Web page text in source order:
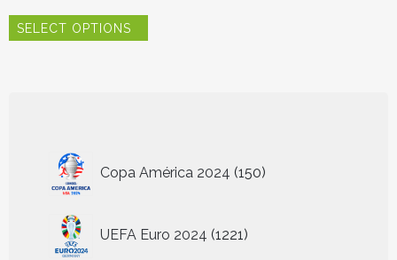
SELECT OPTIONS
worden
productpagina
Copa América 2024 150
producten
UEFA Euro 2024 1221
producten